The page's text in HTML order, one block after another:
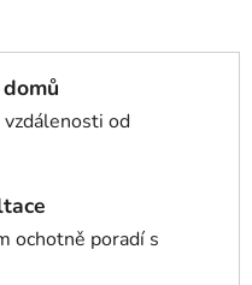
vzdálenosti od
ochotně poradí s